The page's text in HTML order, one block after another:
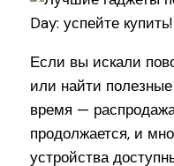
Если вы искали
или найти
время —
продолжается, и
устройства